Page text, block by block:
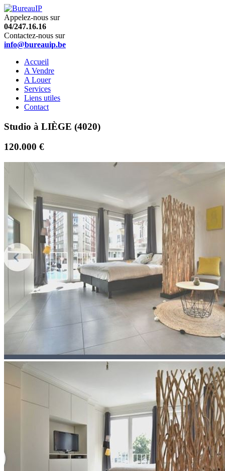
Appelez-nous sur
04/247.16.16
Contactez-nous sur
info@bureauip.be
Accueil
A Vendre
A Louer
Services
Liens utiles
Contact
Studio à LIÈGE (4020)
120.000 €